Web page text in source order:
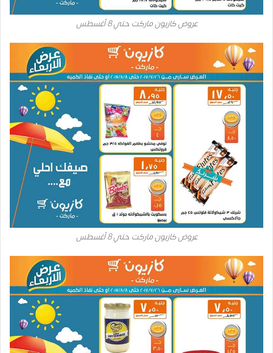
عروض كازيون ماركت حتي 8 أغسطس
عروض كازيون ماركت حتي 8 أغسطس